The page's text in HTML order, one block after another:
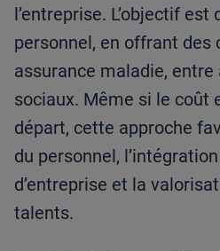
l’entreprise. L’objectif est
personnel, en offrant des
assurance maladie,
sociaux. Même si le coût
départ, cette approche
du personnel,
d’entreprise et la
talents.